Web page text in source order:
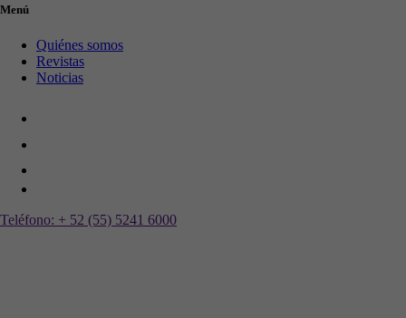
Menú
Quiénes somos
Revistas
Noticias
Teléfono: + 52 (55) 5241 6000